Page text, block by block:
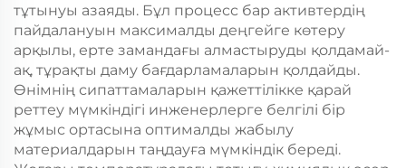
тұтынуы азаяды. Бұл процесс бар активтердің
пайдалануын максималды деңгейге көтеру
арқылы, ерте замандағы алмастыруды қолдамай-
ақ, тұрақты даму бағдарламаларын қолдайды.
Өнімнің сипаттамаларын қажеттілікке қарай
реттеу мүмкіндігі инженерлерге белгілі бір
жұмыс ортасына оптималды жабылу
материалдарын таңдауға мүмкіндік береді.